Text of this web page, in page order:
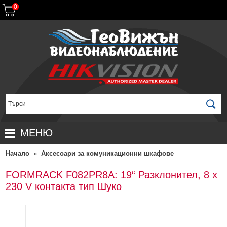
0
МЕНЮ
НАЧАЛО
ПРОДУКТИ
ПРОМОЦИИ
ЗА ДИСТРИБУТОРИ
Начало »Аксесоари за комуникационни шкафове
FORMRACK F082PR8A: 19“ Разклонител, 8 x
230 V контакта тип Шуко